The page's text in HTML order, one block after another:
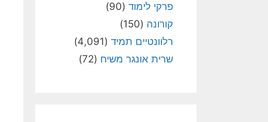
פרקי לימוד (90)
קורונה (150)
רלוונטיים תמיד (4,091)
שרית אונגר משיח (72)